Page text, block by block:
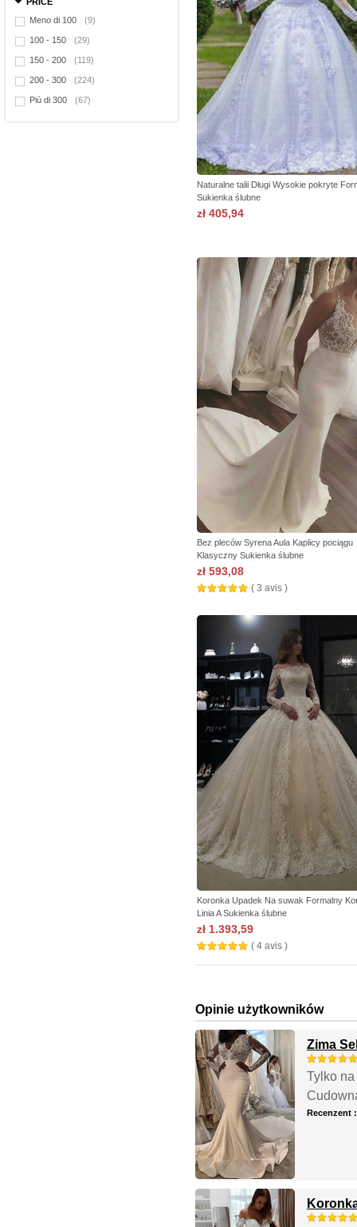
Meno di 100
(9)
100 - 150 (29)
150 - 200 (119)
200 - 300 (224)
Più di 300 (67)
Naturalne talii Długi Wysokie pokryte
Sukienka ślubne
zł 405,94
Bez pleców Syrena Aula Kaplicy pociągu
Klasyczny Sukienka ślubne
zł 593,08
( 3 avis )
Koronka Upadek Na suwak Formalny
Linia A Sukienka ślubne
zł 1.393,59
( 4 avis )
Opinie użytkowników
Zima
Tylko
Recenzent